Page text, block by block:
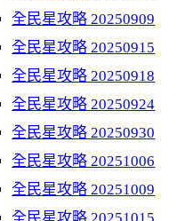
全民星攻略 20250909
全民星攻略 20250915
全民星攻略 20250918
全民星攻略 20250924
全民星攻略 20250930
全民星攻略 20251006
全民星攻略 20251009